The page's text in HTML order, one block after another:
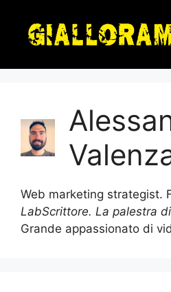
contenuto
Web marketing strategist.
LabScrittore. La palestra
Grande appassionato di